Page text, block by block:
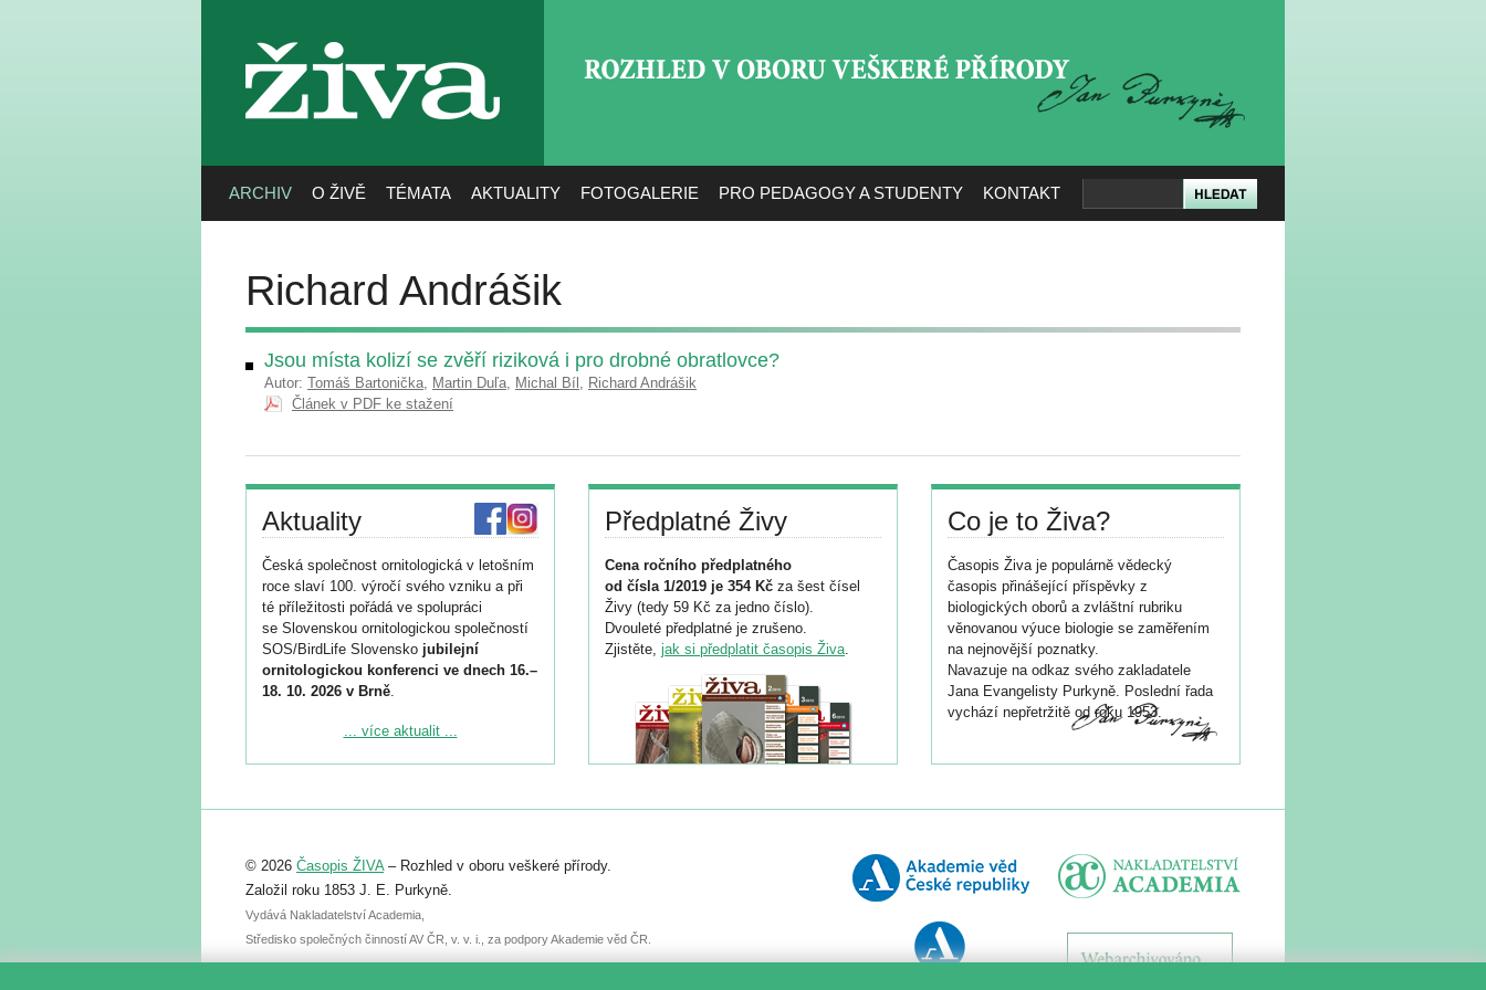
živa
ARCHIV O ŽIVĚ TÉMATA AKTUALITY FOTOGALERIE PRO PEDAGOGY A STUDENTY KONTAKT
Richard Andrášik
Jsou místa kolizí se zvěří riziková i pro drobné obratlovce?
Autor: Tomáš Bartonička, Martin Duľa, Michal Bíl , Richard Andrášik
Článek v PDF ke stažení
Aktuality
Česká společnost ornitologická v letošním
roce slaví 100. výročí svého vzniku a při
té příležitosti pořádá ve spolupráci
se Slovenskou ornitologickou společností
SOS/BirdLife Slovensko jubilejní
ornitologickou konferenci ve dnech 16.–
18. 10. 2026 v Brně.
Podrobnější informace ke konferenci
Registrovat se můžete do 6. září.
abstraktu přihlášené přednášky nebo
posteru je už 30. června.
... více aktualit ...
Předplatné Živy
Cena ročního předplatného
od čísla 1/2019 je 354 Kč za šest čísel
Živy (tedy 59 Kč za jedno číslo).
Dvouleté předplatné je zrušeno.
Zjistěte, jak si předplatit časopis Živa.
Co je to Živa?
Časopis Živa je populárně vědecký
časopis přinášející příspěvky z
biologických oborů a zvláštní rubriku
věnovanou výuce biologie se zaměřením
na nejnovější poznatky.
Navazuje na odkaz svého zakladatele
Jana Evangelisty Purkyně. Poslední řada
vychází nepřetržitě od roku 1953.
© 2026 Časopis ŽIVA– Rozhled v oboru veškeré přírody.
Založil roku 1853 J. E. Purkyně.
Vydává Nakladatelství Academia,
Středisko společných činností AV ČR, v. v. i., za podpory Akademie věd ČR.